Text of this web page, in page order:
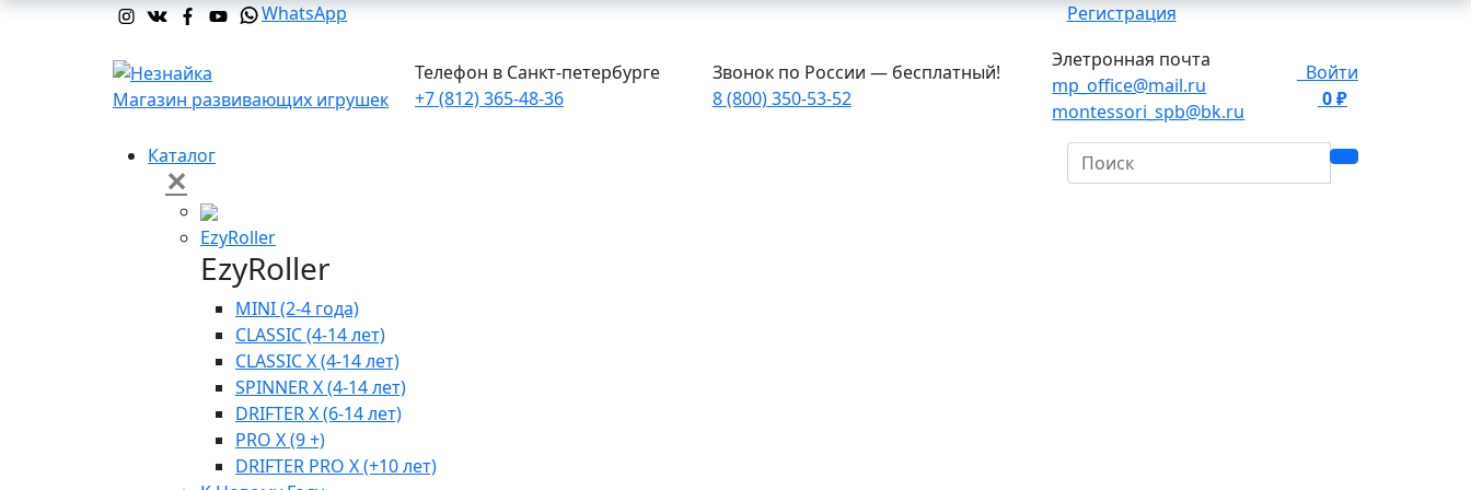
WhatsApp Регистрация
Магазин развивающих игрушек
Телефон в Санкт-петербурге
+7 (812) 365-48-36
Звонок по России — бесплатный!
8 (800) 350-53-52
Элетронная почта
mp_office@mail.ru
montessori_spb@bk.ru
Войти
0 ₽
Каталог
✕
EzyRoller
EzyRoller
MINI (2-4 года)
CLASSIC (4-14 лет)
CLASSIC X (4-14 лет)
SPINNER X (4-14 лет)
DRIFTER X (6-14 лет)
PRO X (9 +)
DRIFTER PRO X (+10 лет)